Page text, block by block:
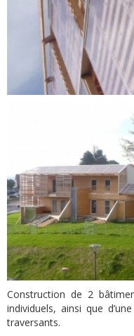
Construction de 2
individuels, ainsi que
traversants.